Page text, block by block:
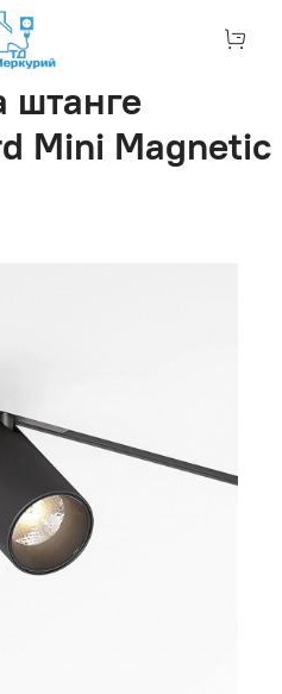
штанге
Mini Magnetic